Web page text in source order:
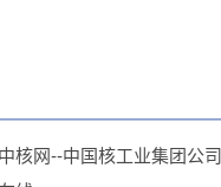
中核网--中国核工业集团公司